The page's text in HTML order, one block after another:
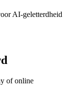
AI-geletterdheid
of online